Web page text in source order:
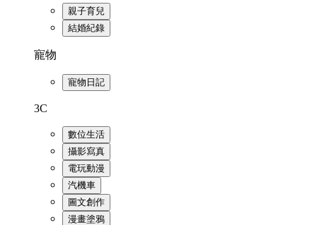
親子育兒
結婚紀錄
寵物
寵物日記
3C
數位生活
攝影寫真
電玩動漫
汽機車
圖文創作
漫畫塗鴉